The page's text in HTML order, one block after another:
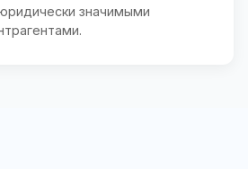
значимыми